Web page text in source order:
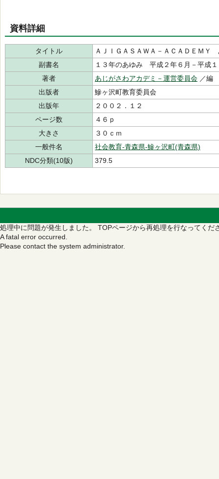
資料詳細
タイトル
ＡＪＩＧＡＳＡＷＡ－ＡＣＡＤＥＭ
副書名
１３年のあゆみ 平成２年６月－平成
著者
あじがさわアカデミ－運営委員会 ／編
出版者
鰺ヶ沢町教育委員会
出版年
２００２．１２
ページ数
４６ｐ
大きさ
３０ｃｍ
一般件名
社会教育-青森県-鰺ヶ沢町(青森県)
NDC分類(10版)
379.5
処理中に問題が発生しました。 TOPページから再処理を行なってくだ
A fatal error occurred.
Please contact the system administrator.